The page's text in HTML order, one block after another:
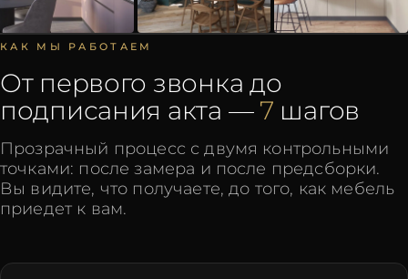
КАК МЫ РАБОТАЕМ
От первого звонка до
подписания акта — 7 шагов
Прозрачный процесс с двумя контрольными
точками: после замера и после предсборки.
Вы видите, что получаете, до того, как мебель
приедет к вам.